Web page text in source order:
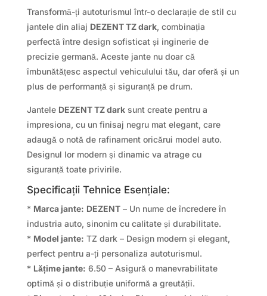
Transformă-ți autoturismul într-o declarație de stil cu
jantele din aliaj DEZENT TZ dark, combinația
perfectă între design sofisticat și inginerie de
precizie germană. Aceste jante nu doar că
îmbunătățesc aspectul vehiculului tău, dar oferă și un
plus de performanță și siguranță pe drum.
Jantele DEZENT TZ darksunt create pentru a
impresiona, cu un finisaj negru mat elegant, care
adaugă o notă de rafinament oricărui model auto.
Designul lor modern și dinamic va atrage cu
siguranță toate privirile.
Specificații Tehnice Esențiale:
* Marca jante: DEZENT– Un nume de încredere în
industria auto, sinonim cu calitate și durabilitate.
* Model jante: TZ dark – Design modern și elegant,
perfect pentru a-ți personaliza autoturismul.
* Lățime jante: 6.50 – Asigură o manevrabilitate
optimă și o distribuție uniformă a greutății.